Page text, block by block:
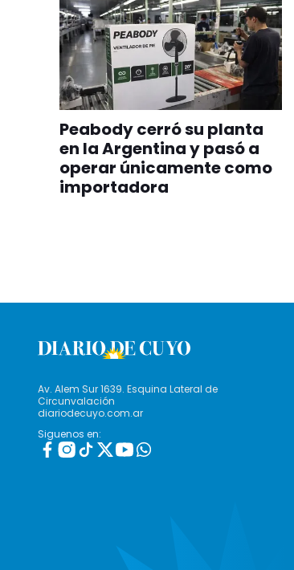
Peabody cerró su planta
en la Argentina y pasó a
operar únicamente como
importadora
Av. Alem Sur 1639. Esquina Lateral de
Circunvalación
diariodecuyo.com.ar
Siguenos en: